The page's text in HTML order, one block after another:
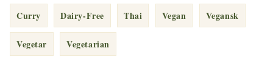
Curry Dairy-Free Thai Vegan Vegansk
Vegetar Vegetarian